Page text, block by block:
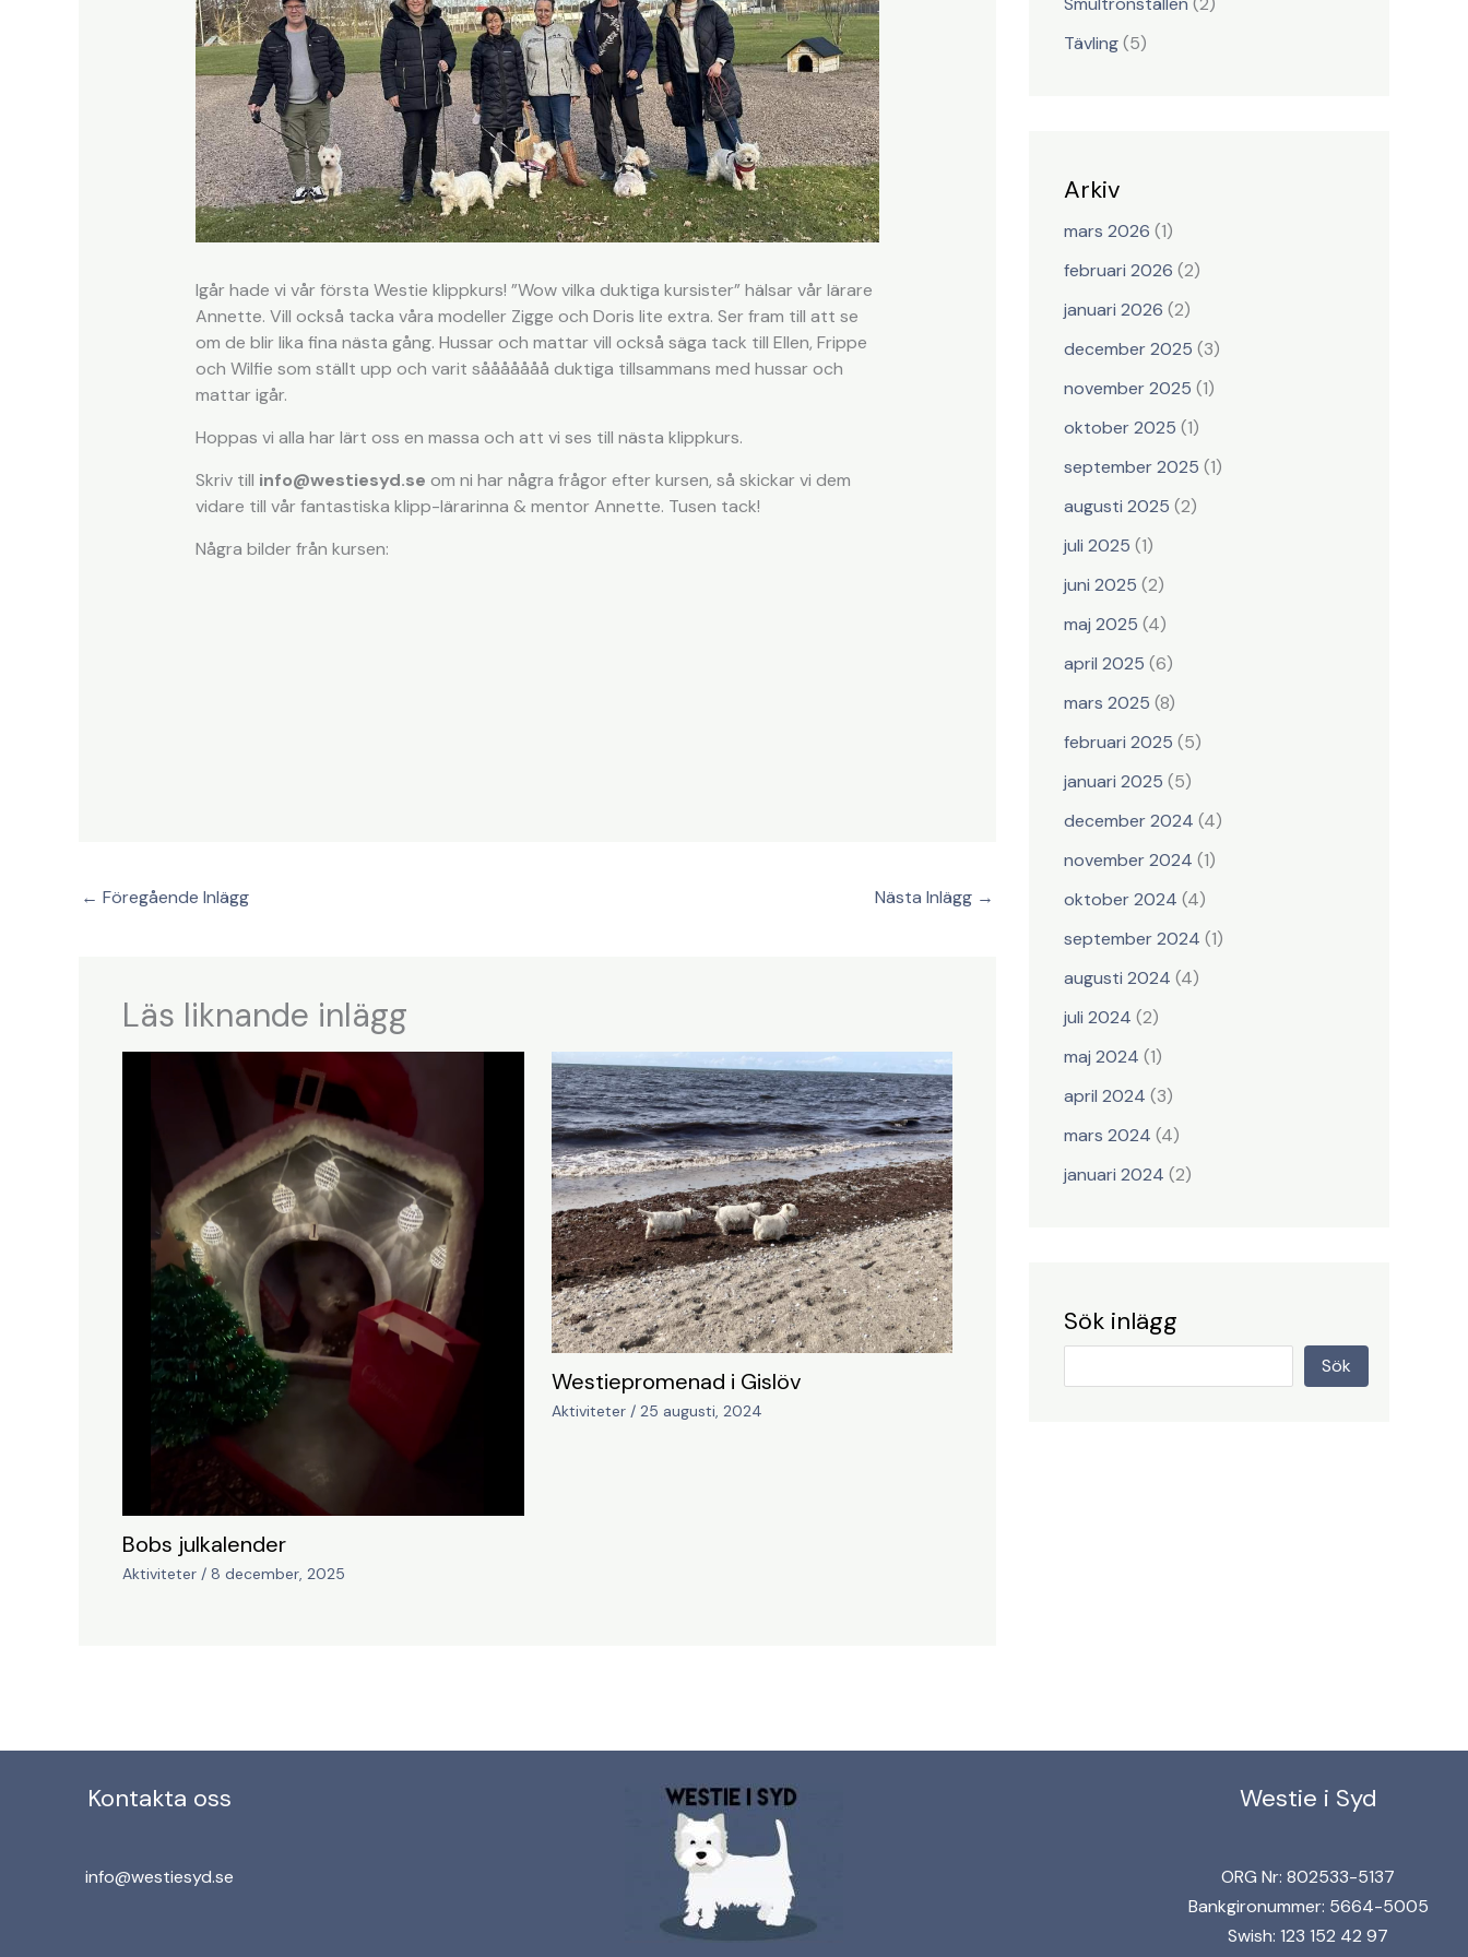
Igår hade vi vår första Westie klippkurs! ”Wow vilka duktiga kursister” hälsar vår lärare
Annette. Vill också tacka våra modeller Zigge och Doris lite extra. Ser fram till att se
om de blir lika fina nästa gång. Hussar och mattar vill också säga tack till Ellen, Frippe
och Wilfie som ställt upp och varit sååååååå duktiga tillsammans med hussar och
mattar igår.
Hoppas vi alla har lärt oss en massa och att vi ses till nästa klippkurs.
Skriv till info@westiesyd.se om ni har några frågor efter kursen, så skickar vi dem
vidare till vår fantastiska klipp-lärarinna & mentor Annette. Tusen tack!
Några bilder från kursen:
← Föregående Inlägg Nästa Inlägg →
Läs liknande inlägg
Bobs julkalender
Aktiviteter / 8 december, 2025
Westiepromenad i Gislöv
Aktiviteter/ 25 augusti, 2024
Tävling(5)
Arkiv
mars 2026 (1)
februari 2026 (2)
januari 2026 (2)
december 2025 (3)
november 2025 (1)
oktober 2025 (1)
september 2025 (1)
augusti 2025 (2)
juli 2025 (1)
juni 2025 (2)
maj 2025 (4)
april 2025 (6)
mars 2025 (8)
februari 2025 (5)
januari 2025 (5)
december 2024 (4)
november 2024 (1)
oktober 2024 (4)
september 2024 (1)
augusti 2024 (4)
juli 2024 (2)
maj 2024 (1)
april 2024 (3)
mars 2024 (4)
januari 2024 (2)
Sök inlägg
Sök
Kontakta oss
info@westiesyd.se
Westie i Syd
ORG Nr: 802533-5137
Bankgironummer: 5664-5005
Swish: 123 152 42 97